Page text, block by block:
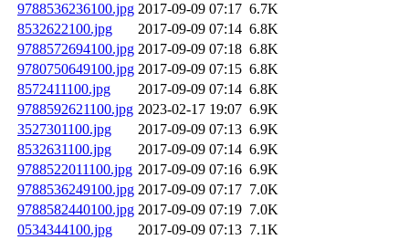
9788536236100.jpg 2017-09-09 07:17 6.7K
8532622100.jpg
2017-09-09 07:14 6.8K
9788572694100.jpg 2017-09-09 07:18 6.8K
9780750649100.jpg 2017-09-09 07:15 6.8K
8572411100.jpg
2017-09-09 07:14 6.8K
9788592621100.jpg 2023-02-17 19:07 6.9K
3527301100.jpg
2017-09-09 07:13 6.9K
8532631100.jpg
2017-09-09 07:14 6.9K
9788522011100.jpg 2017-09-09 07:16 6.9K
9788536249100.jpg 2017-09-09 07:17 7.0K
9788582440100.jpg 2017-09-09 07:19 7.0K
0534344100.jpg
2017-09-09 07:13 7.1K